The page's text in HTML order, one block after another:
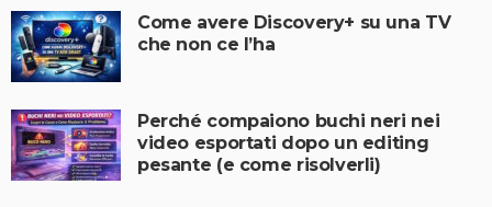
Come avere Discovery+ su una TV
che non ce l’ha
Perché compaiono buchi neri nei
video esportati dopo un editing
pesante (e come risolverli)